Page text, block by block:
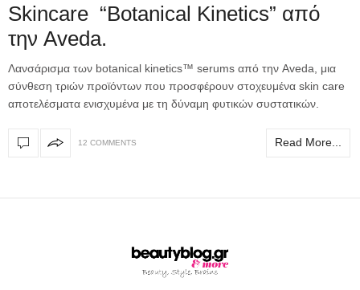
Skincare “Botanical Kinetics” από
την Aveda.
Λανσάρισμα των botanical kinetics™ serums από την Aveda, μια
σύνθεση τριών προϊόντων που προσφέρουν στοχευμένα skin care
αποτελέσματα ενισχυμένα με τη δύναμη φυτικών συστατικών.
12 COMMENTS Read More...